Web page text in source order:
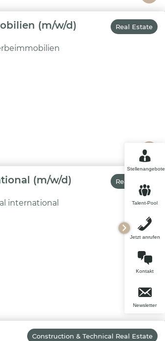
(m/w/d) Real Estate
(m/w/d) Real Estate
international
Construction & Technical Real Estate
Stellenangebote
Talent-Pool
Jetzt anrufen
Kontakt
Newsletter